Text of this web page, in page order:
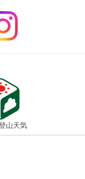
山天気